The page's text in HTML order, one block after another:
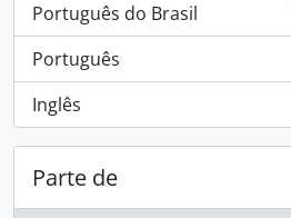
Português do Brasil
, 16834 resultados
Português
, 1440 resultados
Inglês
, 236 resultados
Parte de